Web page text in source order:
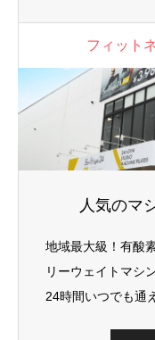
フィット
人気のマ
地域最大級！有酸
リーウェイトマシ
24時間いつでも通